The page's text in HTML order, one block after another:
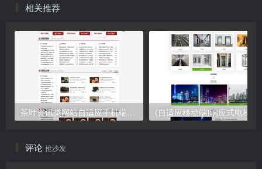
相关推荐
茶叶资讯类网站自适应手机端pbootcms模板 茶叶产品茶叶知识信息网站源码下载
评论 抢沙发